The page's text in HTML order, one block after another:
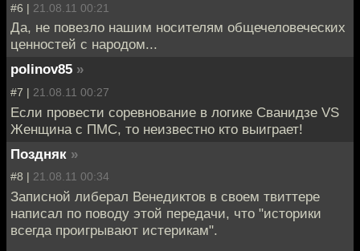
#6 | 21.08.11 00:21
Да, не повезло нашим носителям общечеловеческих
ценностей с народом...
polinov85 »
#7 | 21.08.11 00:27
Если провести соревнование в логике Сванидзе VS
Женщина с ПМС, то неизвестно кто выиграет!
Поздняк »
#8 | 21.08.11 00:34
Записной либерал Венедиктов в своем твиттере
написал по поводу этой передачи, что "историки
всегда проигрывают истерикам".